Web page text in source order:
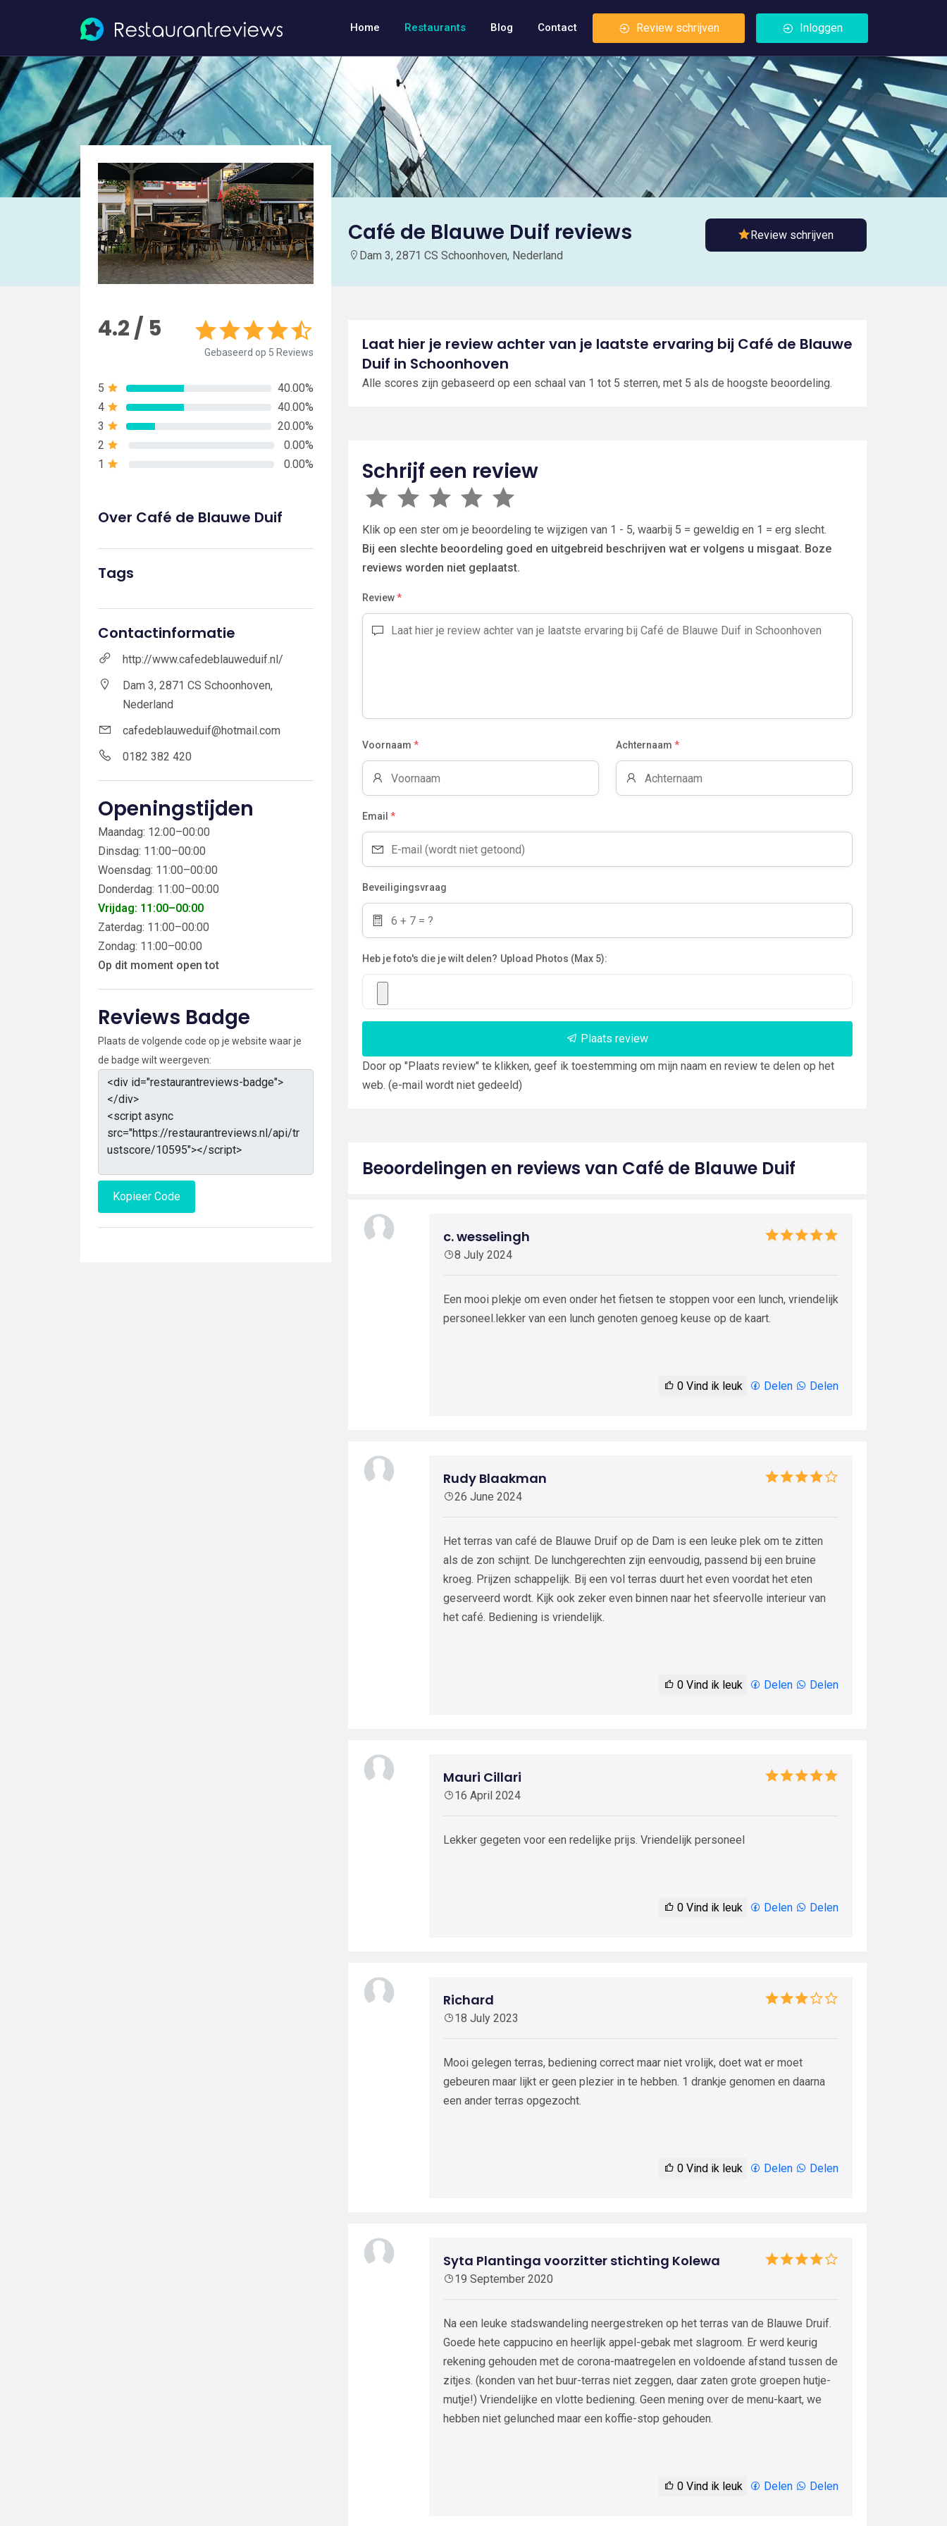
Home Restaurants Blog Contact Review schrijven Inloggen
Café de Blauwe Duif reviews
Dam 3, 2871 CS Schoonhoven, Nederland
Review schrijven
4.2 / 5
Gebaseerd op 5 Reviews
5
40.00%
4
40.00%
3
20.00%
2
0.00%
1
0.00%
Over Café de Blauwe Duif
Tags
Contactinformatie
http://www.cafedeblauweduif.nl/
Dam 3, 2871 CS Schoonhoven,
Nederland
cafedeblauweduif@hotmail.com
0182 382 420
Openingstijden
Maandag: 12:00–00:00
Dinsdag: 11:00–00:00
Woensdag: 11:00–00:00
Donderdag: 11:00–00:00
Vrijdag: 11:00–00:00
Zaterdag: 11:00–00:00
Zondag: 11:00–00:00
Op dit moment open tot
Reviews Badge
Plaats de volgende code op je website waar je
de badge wilt weergeven:
Kopieer Code
Laat hier je review achter van je laatste ervaring bij Café de Blauwe
Duif in Schoonhoven
Alle scores zijn gebaseerd op een schaal van 1 tot 5 sterren, met 5 als de hoogste beoordeling.
Schrijf een review
Klik op een ster om je beoordeling te wijzigen van 1 - 5, waarbij 5 = geweldig en 1 = erg slecht.
Bij een slechte beoordeling goed en uitgebreid beschrijven wat er volgens u misgaat. Boze
reviews worden niet geplaatst.
Review*
Voornaam * Achternaam *
Email *
Beveiligingsvraag
Heb je foto's die je wilt delen? Upload Photos (Max 5):
Plaats review
Door op "Plaats review" te klikken, geef ik toestemming om mijn naam en review te delen op het
web. (e-mail wordt niet gedeeld)
Beoordelingen en reviews van Café de Blauwe Duif
c. wesselingh
8 July 2024
Een mooi plekje om even onder het fietsen te stoppen voor een lunch, vriendelijk
personeel.lekker van een lunch genoten genoeg keuse op de kaart.
0 Vind ik leuk Delen Delen
Rudy Blaakman
26 June 2024
Het terras van café de Blauwe Druif op de Dam is een leuke plek om te zitten
als de zon schijnt. De lunchgerechten zijn eenvoudig, passend bij een bruine
kroeg. Prijzen schappelijk. Bij een vol terras duurt het even voordat het eten
geserveerd wordt. Kijk ook zeker even binnen naar het sfeervolle interieur van
het café. Bediening is vriendelijk.
0 Vind ik leuk Delen Delen
Mauri Cillari
16 April 2024
Lekker gegeten voor een redelijke prijs. Vriendelijk personeel
0 Vind ik leuk Delen Delen
Richard
18 July 2023
Mooi gelegen terras, bediening correct maar niet vrolijk, doet wat er moet
gebeuren maar lijkt er geen plezier in te hebben. 1 drankje genomen en daarna
een ander terras opgezocht.
0 Vind ik leuk Delen Delen
Syta Plantinga voorzitter stichting Kolewa
19 September 2020
Na een leuke stadswandeling neergestreken op het terras van de Blauwe Druif.
Goede hete cappucino en heerlijk appel-gebak met slagroom. Er werd keurig
rekening gehouden met de corona-maatregelen en voldoende afstand tussen de
zitjes. (konden van het buur-terras niet zeggen, daar zaten grote groepen hutje-
mutje!) Vriendelijke en vlotte bediening. Geen mening over de menu-kaart, we
hebben niet gelunched maar een koffie-stop gehouden.
0 Vind ik leuk Delen Delen